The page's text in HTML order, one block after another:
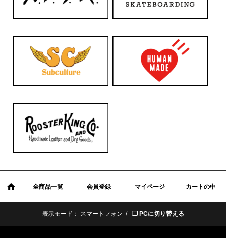
全商品一覧 会員登録 マイページ カートの中
表示モード： スマートフォン / PCに切り替える